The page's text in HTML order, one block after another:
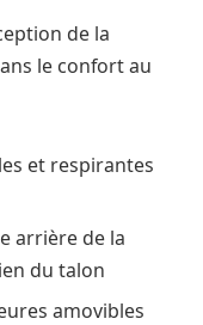
de la
le confort au
et respirantes
arrière de la
du talon
amovibles